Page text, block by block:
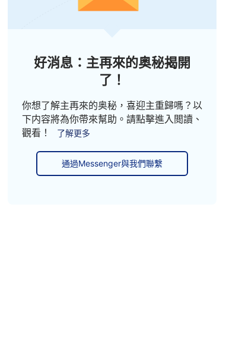
好消息：主再來的奥秘揭開
了！
你想了解主再來的奥秘，喜迎主重歸嗎？以
下内容將為你帶來幫助。請點擊進入閲讀、
觀看！
了解更多
通過Messenger與我們聯繫